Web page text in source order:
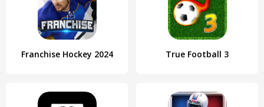
Franchise Hockey 2024 True Football 3